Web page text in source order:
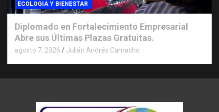
ECOLOGIA Y BIENESTAR
Diplomado en Fortalecimiento Empresarial
Abre sus Últimas Plazas Gratuitas.
agosto 7, 2026 Julián Andrés Camacho